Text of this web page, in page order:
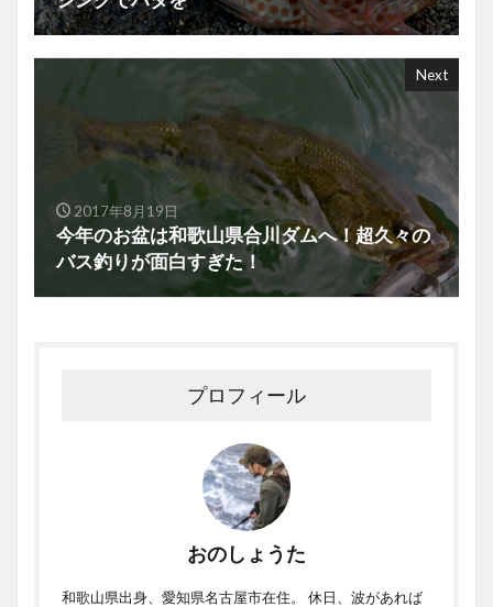
Next
2017年8月19日
今年のお盆は和歌山県合川ダムへ！超久々の
バス釣りが面白すぎた！
プロフィール
おのしょうた
和歌山県出身、愛知県名古屋市在住。 休日、波があれば